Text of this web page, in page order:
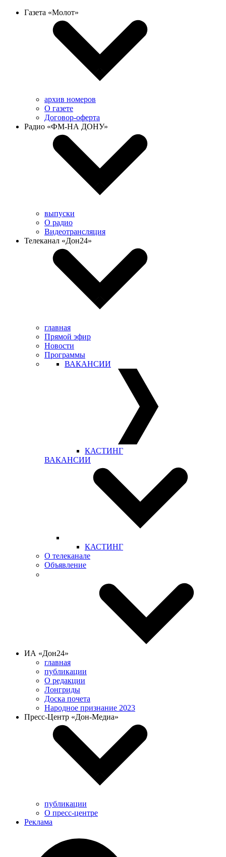
Газета «Молот»
архив номеров
О газете
Договор-оферта
Радио «ФМ-НА ДОНУ»
выпуски
О радио
Видеотрансляция
Телеканал «Дон24»
главная
Прямой эфир
Новости
Программы
ВАКАНСИИ
КАСТИНГ
ВАКАНСИИ
КАСТИНГ
О телеканале
Объявление
ИА «Дон24»
главная
публикации
О редакции
Лонгриды
Доска почета
Народное признание 2023
Пресс-Центр «Дон-Медиа»
публикации
О пресс-центре
Реклама